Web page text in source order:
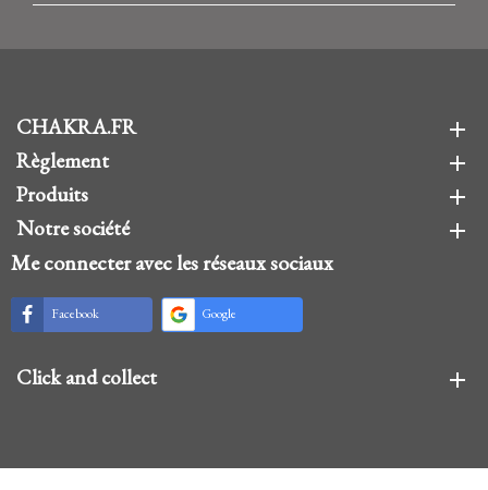
CHAKRA.FR add
Règlement add
Produits add
Notre société add
Me connecter avec les réseaux sociaux
Facebook Google
Click and collect add